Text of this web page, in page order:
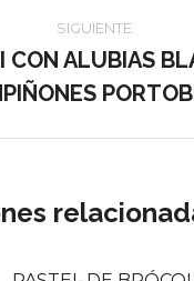
SIGUIENTE
siguiente:
CON ALUBIAS